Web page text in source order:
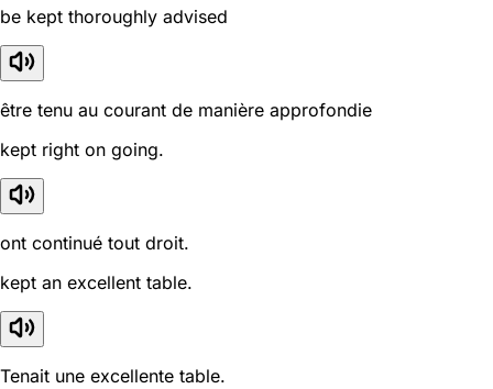
be kept thoroughly advised
être tenu au courant de manière approfondie
kept right on going.
ont continué tout droit.
kept an excellent table.
Tenait une excellente table.